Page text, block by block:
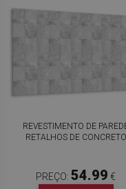
REVESTIMENTO DE
RETALHOS DE CONCRETO
PREÇO: 54.99 €